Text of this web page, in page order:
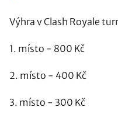
Výhra v Clash Royale
1. místo - 800 Kč
2. místo - 400 Kč
3. místo - 300 Kč